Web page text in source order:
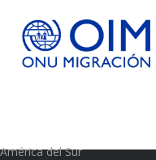
América del Sur